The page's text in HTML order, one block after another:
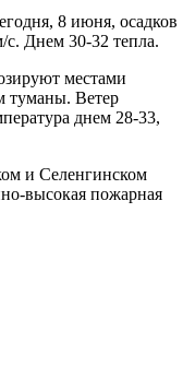
8 июня, осадков
с. Днем 30-32 тепла.
местами
туманы. Ветер
днем 28-33,
и Селенгинском
высокая пожарная